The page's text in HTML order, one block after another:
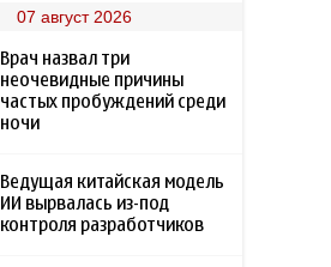
07 август 2026
Врач назвал три
неочевидные причины
частых пробуждений среди
ночи
Ведущая китайская модель
ИИ вырвалась из-под
контроля разработчиков